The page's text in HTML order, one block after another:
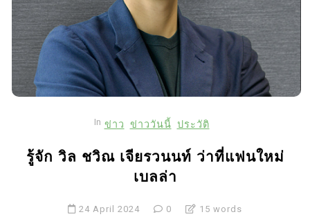
In ข่าว ข่าววันนี้ ประวัติ
รู้จัก วิล ชวิณ เจียรวนนท์ ว่าที่แฟนใหม่
เบลล่า
24 April 2024 0 15 words